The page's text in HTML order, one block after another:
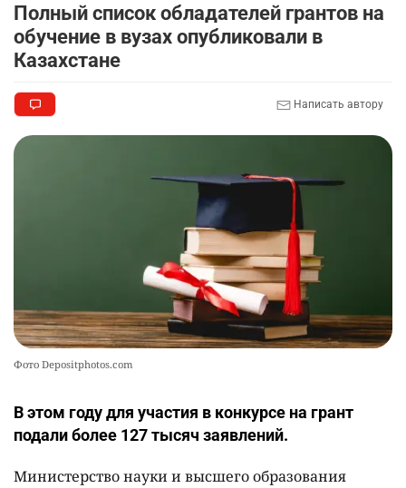
Полный список обладателей грантов на
обучение в вузах опубликовали в
Казахстане
Написать автору
Фото Depositphotos.com
В этом году для участия в конкурсе на грант
подали более 127 тысяч заявлений.
Министерство науки и высшего образования